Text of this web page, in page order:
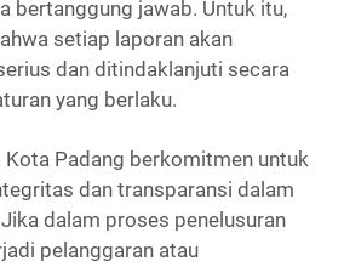
bertanggung jawab. Untuk itu,
setiap laporan akan
dan ditindaklanjuti secara
yang berlaku.
Kota Padang berkomitmen untuk
dan transparansi dalam
dalam proses penelusuran
pelanggaran atau